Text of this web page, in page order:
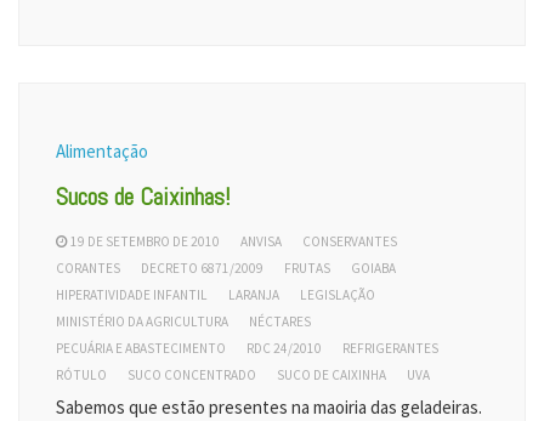
Alimentação
Sucos de Caixinhas!
19 DE SETEMBRO DE 2010 ANVISA
CONSERVANTES
CORANTES
DECRETO 6871/2009 FRUTAS
GOIABA
HIPERATIVIDADE INFANTIL
LARANJA
LEGISLAÇÃO
MINISTÉRIO DA AGRICULTURA
NÉCTARES
PECUÁRIA E ABASTECIMENTO
RDC 24/2010
REFRIGERANTES
RÓTULO
SUCO CONCENTRADO SUCO DE CAIXINHA UVA
Sabemos que estão presentes na maoiria das geladeiras.